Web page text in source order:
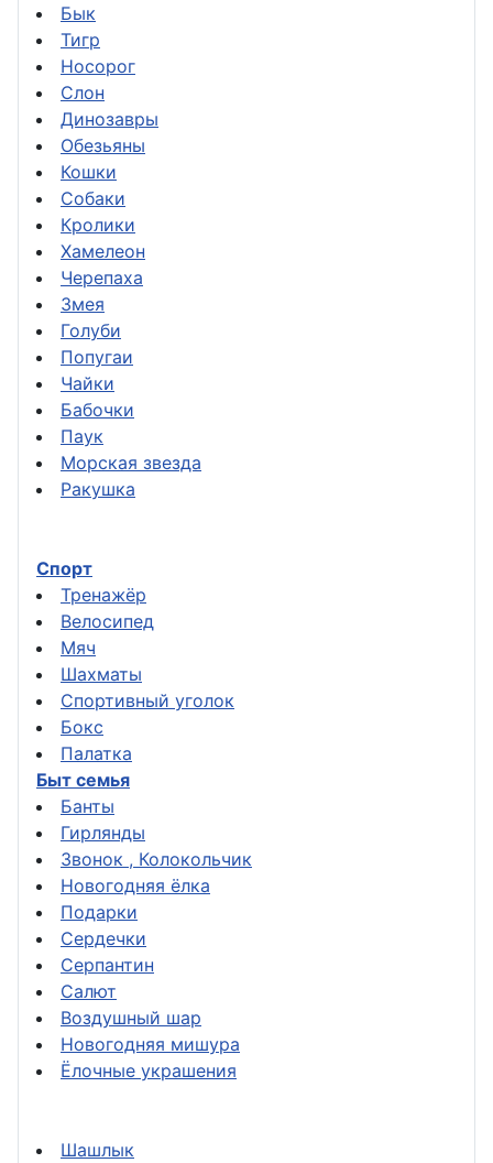
Бык
Тигр
Носорог
Слон
Динозавры
Обезьяны
Кошки
Собаки
Кролики
Хамелеон
Черепаха
Змея
Голуби
Попугаи
Чайки
Бабочки
Паук
Морская звезда
Ракушка
Спорт
Тренажёр
Велосипед
Мяч
Шахматы
Спортивный уголок
Бокс
Палатка
Быт семья
Банты
Гирлянды
Звонок , Колокольчик
Новогодняя ёлка
Подарки
Сердечки
Серпантин
Салют
Воздушный шар
Новогодняя мишура
Ёлочные украшения
Шашлык